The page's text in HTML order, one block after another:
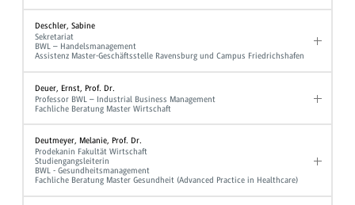
Deschler, Sabine
Sekretariat
BWL – Handelsmanagement
Assistenz Master-Geschäftsstelle Ravensburg und Campus Friedrichshafen
Deuer, Ernst, Prof. Dr.
Professor BWL – Industrial Business Management
Fachliche Beratung Master Wirtschaft
Deutmeyer, Melanie, Prof. Dr.
Prodekanin Fakultät Wirtschaft
Studiengangsleiterin
BWL - Gesundheitsmanagement
Fachliche Beratung Master Gesundheit (Advanced Practice in Healthcare)